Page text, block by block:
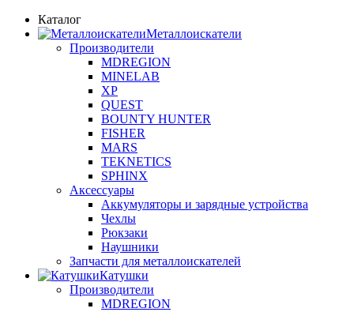
Каталог
Металлоискатели
Производители
MDREGION
MINELAB
XP
QUEST
BOUNTY HUNTER
FISHER
MARS
TEKNETICS
SPHINX
Аксессуары
Аккумуляторы и зарядные устройства
Чехлы
Рюкзаки
Наушники
Запчасти для металлоискателей
Катушки
Производители
MDREGION